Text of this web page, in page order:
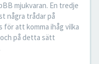
mjukvaran. En tredje
några trådar på
för att komma ihåg vilka
på detta sätt